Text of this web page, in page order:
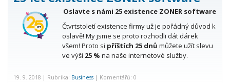
Oslavte s námi 25 existence ZONER software
Čtvrtstoletí existence firmy už je pořádný důvod k
oslavě! My jsme se proto rozhodli dát dárek
všem! Proto si příštích 25 dnů můžete užít slevu
ve výši 25 % na naše internetové služby.
19. 9. 2018 | Rubrika: Business | Komentářů: 0